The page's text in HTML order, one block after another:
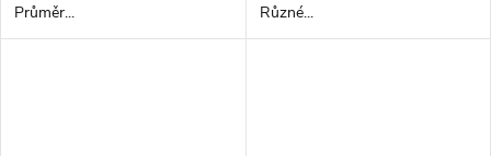
Průměr...
Různé...